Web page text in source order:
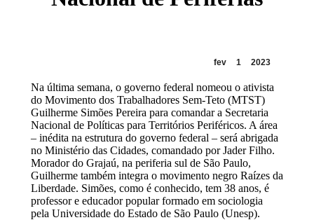
fev 1 2023
Na última semana, o governo federal nomeou o ativista
do Movimento dos Trabalhadores Sem-Teto (MTST)
Guilherme Simões Pereira para comandar a Secretaria
Nacional de Políticas para Territórios Periféricos. A área
– inédita na estrutura do governo federal – será abrigada
no Ministério das Cidades, comandado por Jader Filho.
Morador do Grajaú, na periferia sul de São Paulo,
Guilherme também integra o movimento negro Raízes da
Liberdade. Simões, como é conhecido, tem 38 anos, é
professor e educador popular formado em sociologia
pela Universidade do Estado de São Paulo (Unesp).